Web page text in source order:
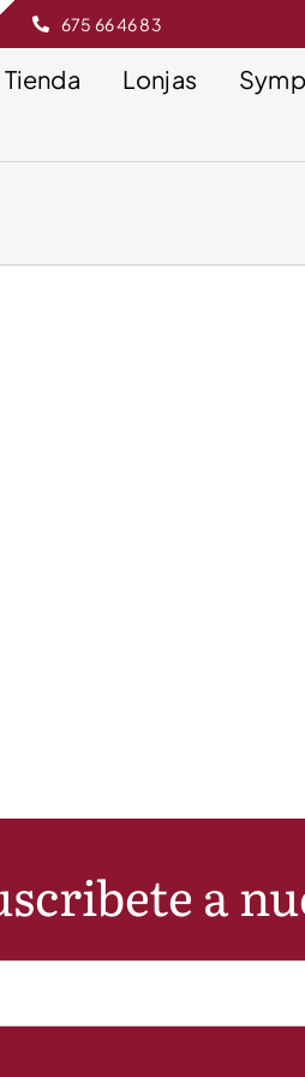
675 66 46 83
Tienda Lonjas
a